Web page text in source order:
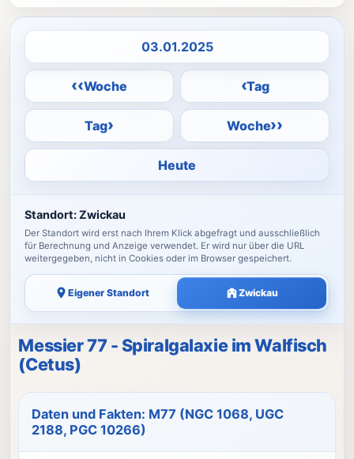
‹‹Woche ‹Tag
Datum auswählen
Tag› Woche››
Heute
Standort:Zwickau
Der Standort wird erst nach Ihrem Klick abgefragt und ausschließlich
für Berechnung und Anzeige verwendet. Er wird nur über die URL
weitergegeben, nicht in Cookies oder im Browser gespeichert.
Eigener Standort Zwickau
Messier 77 - Spiralgalaxie im Walfisch
(Cetus)
Daten und Fakten: M77 (NGC 1068, UGC
2188, PGC 10266)